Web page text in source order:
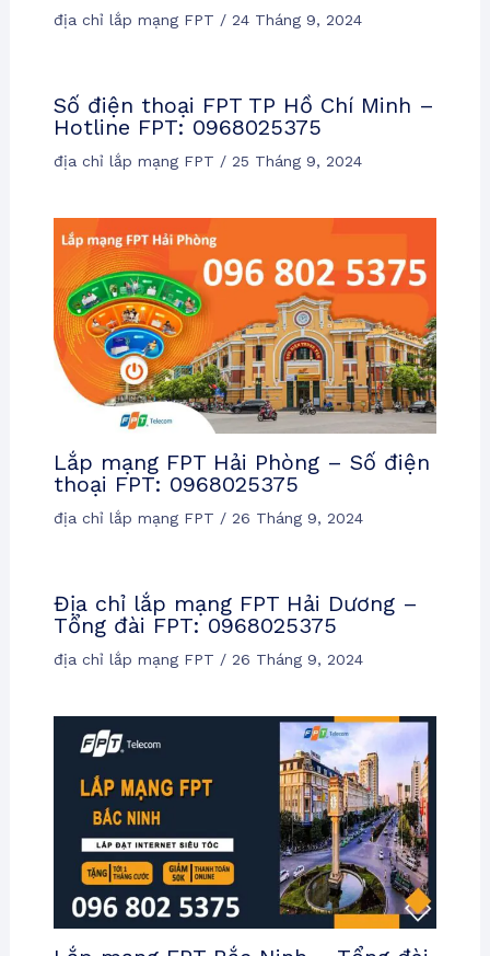
địa chỉ lắp mạng FPT / 24 Tháng 9, 2024
Số điện thoại FPT TP Hồ Chí Minh –
Hotline FPT: 0968025375
địa chỉ lắp mạng FPT / 25 Tháng 9, 2024
Lắp mạng FPT Hải Phòng – Số điện
thoại FPT: 0968025375
địa chỉ lắp mạng FPT / 26 Tháng 9, 2024
Địa chỉ lắp mạng FPT Hải Dương –
Tổng đài FPT: 0968025375
địa chỉ lắp mạng FPT / 26 Tháng 9, 2024